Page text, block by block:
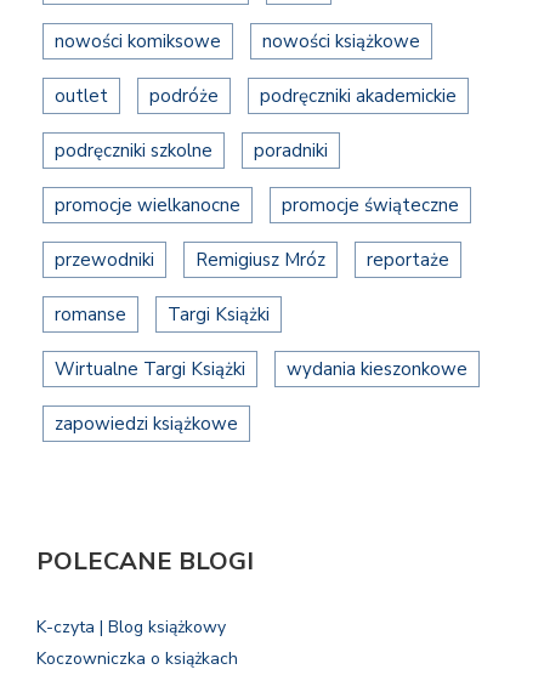
nowości komiksowe nowości książkowe
outlet podróże podręczniki akademickie
podręczniki szkolne poradniki
promocje wielkanocne promocje świąteczne
przewodniki Remigiusz Mróz reportaże
romanse Targi Książki
Wirtualne Targi Książki wydania kieszonkowe
zapowiedzi książkowe
POLECANE BLOGI
K-czyta | Blog książkowy
Koczowniczka o książkach